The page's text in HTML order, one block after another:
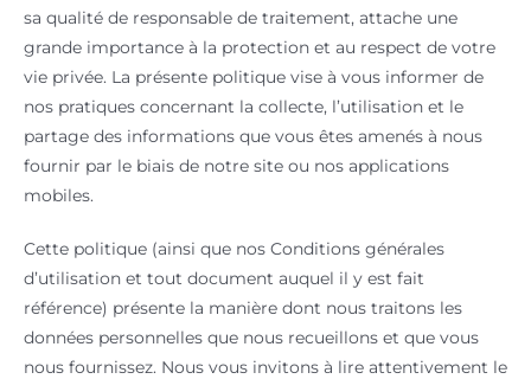
sa qualité de responsable de traitement, attache une
grande importance à la protection et au respect de votre
vie privée. La présente politique vise à vous informer de
nos pratiques concernant la collecte, l’utilisation et le
partage des informations que vous êtes amenés à nous
fournir par le biais de notre site ou nos applications
mobiles.
Cette politique (ainsi que nos Conditions générales
d’utilisation et tout document auquel il y est fait
référence) présente la manière dont nous traitons les
données personnelles que nous recueillons et que vous
nous fournissez. Nous vous invitons à lire attentivement le